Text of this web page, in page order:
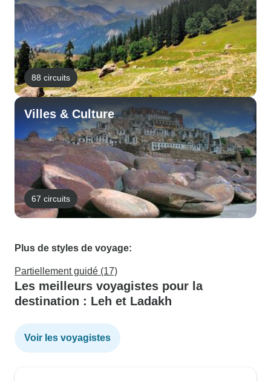
88 circuits
Villes & Culture
67 circuits
Plus de styles de voyage:
Partiellement guidé (17)
Les meilleurs voyagistes pour la
destination : Leh et Ladakh
Voir les voyagistes